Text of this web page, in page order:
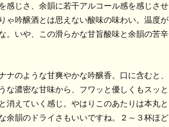
感じさ、余韻に若干アルコール感を感じさせ
ゃ吟醸酒とは思えない酸味の味わい。温度が
。いや、この滑らかな甘旨酸味と余韻の苦辛
のような甘爽やかな吟醸香。口に含むと、
な濃密な甘味から、フワッと優しくもスッと
消えていく感じ。やはりこのあたりは本丸と
余韻のドライさもいいですね。２～３杯ほど